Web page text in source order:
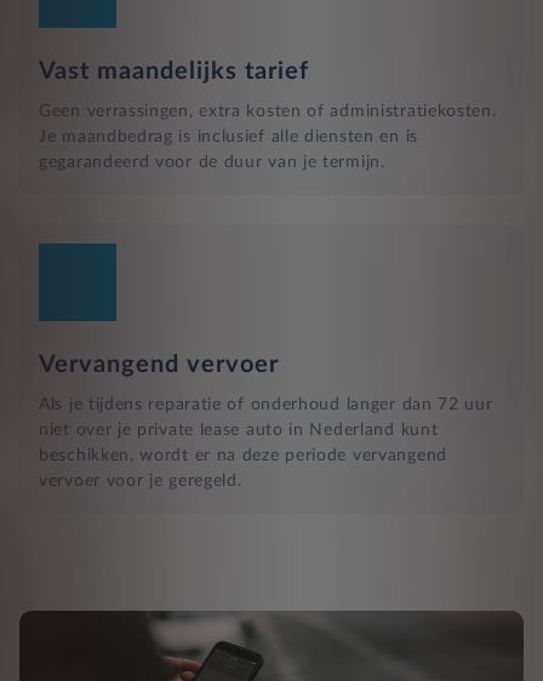
Vast maandelijks tarief
Geen verrassingen, extra kosten of administratiekosten.
Je maandbedrag is inclusief alle diensten en is
gegarandeerd voor de duur van je termijn.
Vervangend vervoer
Als je tijdens reparatie of onderhoud langer dan 72 uur
niet over je private lease auto in Nederland kunt
beschikken, wordt er na deze periode vervangend
vervoer voor je geregeld.